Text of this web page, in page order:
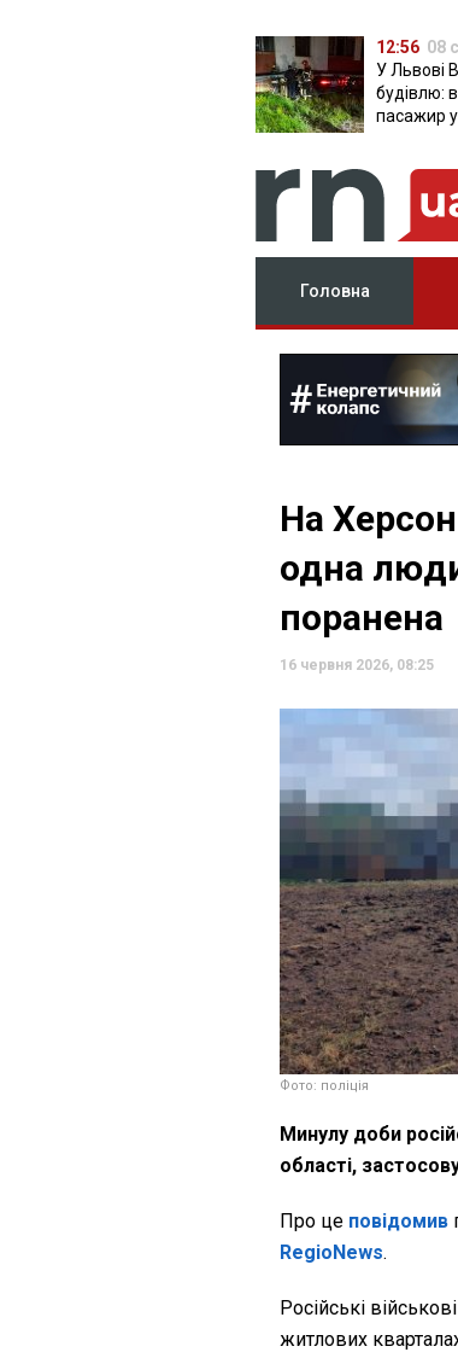
12:56 08
У Львові
будівлю:
пасажир
Головна
На
одна
поранена
16 червня 2026, 08:25
Фото: поліція
Минулу доби
області,
Про це повідомив
RegioNews.
Російські
житлових